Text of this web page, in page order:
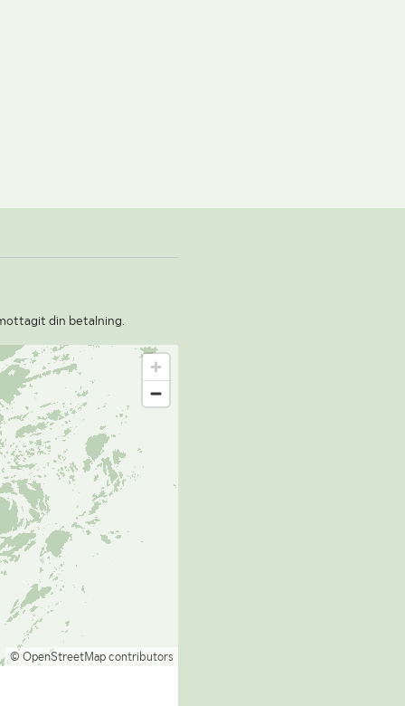
din betalning.
© OpenStreetMap contributors